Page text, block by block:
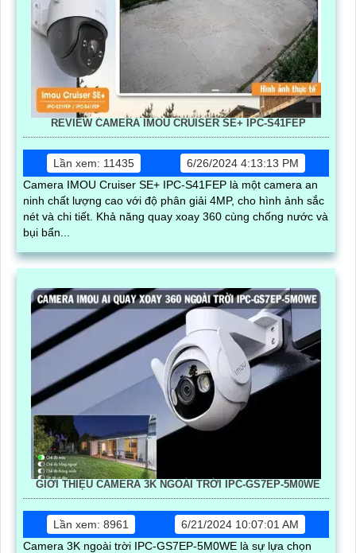
REVIEW CAMERA IMOU CRUISER SE+ IPC-S41FEP
Lần xem: 11435
6/26/2024 4:13:13 PM
Camera IMOU Cruiser SE+ IPC-S41FEP là một camera an
ninh chất lượng cao với độ phân giải 4MP, cho hình ảnh sắc
nét và chi tiết. Khả năng quay xoay 360 cùng chống nước và
bụi bẩn...
GIỚI THIỆU CAMERA 3K NGOÀI TRỜI IPC-GS7EP-5M0WE
Lần xem: 8961
6/21/2024 10:07:01 AM
Camera 3K ngoài trời IPC-GS7EP-5M0WE là sự lựa chọn